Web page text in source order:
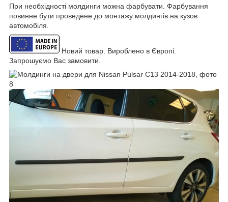
При необхідності молдинги можна фарбувати. Фарбування
повинне бути проведене до монтажу молдингів на кузов
автомобіля.
Новий товар. Вироблено в Європі.
Запрошуємо Вас замовити.